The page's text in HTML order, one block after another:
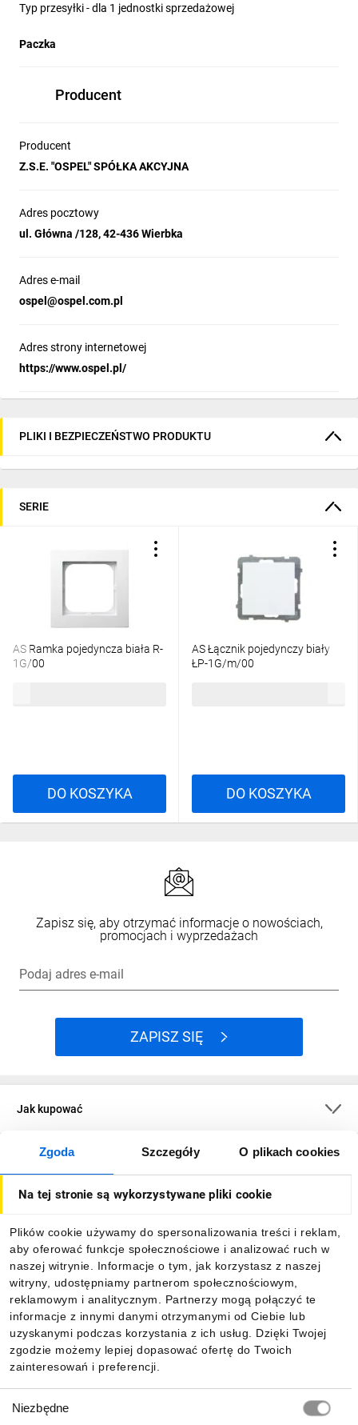
Zgoda Szczegóły O plikach cookies
Na tej stronie są wykorzystywane pliki cookie
Plików cookie używamy do spersonalizowania treści i reklam,
aby oferować funkcje społecznościowe i analizować ruch w
naszej witrynie. Informacje o tym, jak korzystasz z naszej
witryny, udostępniamy partnerom społecznościowym,
reklamowym i analitycznym. Partnerzy mogą połączyć te
informacje z innymi danymi otrzymanymi od Ciebie lub
uzyskanymi podczas korzystania z ich usług. Dzięki Twojej
zgodzie możemy lepiej dopasować ofertę do Twoich
zainteresowań i preferencji.
zgody
Niezbędne
Typ przesyłki - dla 1 jednostki sprzedażowej
Paczka
Producent
Producent
Z.S.E. "OSPEL" SPÓŁKA AKCYJNA
Adres pocztowy
ul. Główna /128, 42-436 Wierbka
Adres e-mail
ospel@ospel.com.pl
Adres strony internetowej
https://www.ospel.pl/
PLIKI I BEZPIECZEŃSTWO PRODUKTU
SERIE
AS Ramka pojedyncza biała R-
1G/00
DO KOSZYKA
AS Łącznik pojedynczy biały
ŁP-1G/m/00
DO KOSZYKA
Zapisz się, aby otrzymać informacje o nowościach,
promocjach i wyprzedażach
Podaj adres e-mail
ZAPISZ SIĘ
Jak kupować
O firmie
Informacje
Pobierz naszą aplikację mobilną: